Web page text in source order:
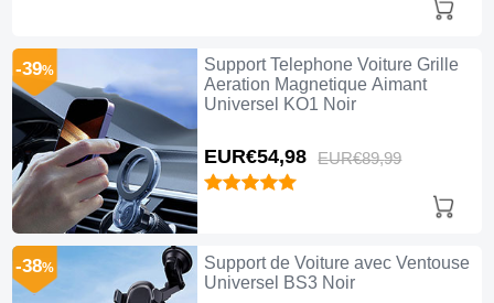
Support Telephone Voiture Grille
Aeration Magnetique Aimant
Universel KO1 Noir
EUR€54,98 EUR€89,99
-39%
Support de Voiture avec Ventouse
Universel BS3 Noir
-38%